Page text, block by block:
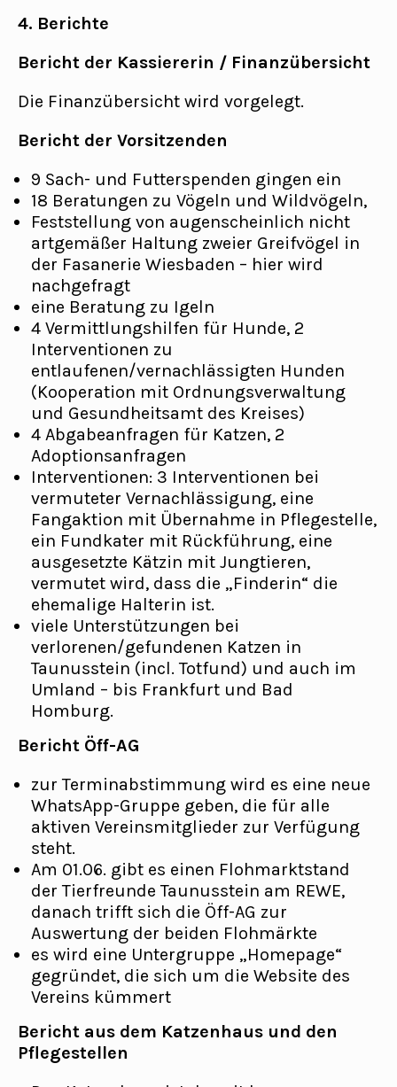
4. Berichte
Bericht der Kassiererin / Finanzübersicht
Die Finanzübersicht wird vorgelegt.
Bericht der Vorsitzenden
9 Sach- und Futterspenden gingen ein
18 Beratungen zu Vögeln und Wildvögeln,
Feststellung von augenscheinlich nicht
artgemäßer Haltung zweier Greifvögel in
der Fasanerie Wiesbaden – hier wird
nachgefragt
eine Beratung zu Igeln
4 Vermittlungshilfen für Hunde, 2
Interventionen zu
entlaufenen/vernachlässigten Hunden
(Kooperation mit Ordnungsverwaltung
und Gesundheitsamt des Kreises)
4 Abgabeanfragen für Katzen, 2
Adoptionsanfragen
Interventionen: 3 Interventionen bei
vermuteter Vernachlässigung, eine
Fangaktion mit Übernahme in Pflegestelle,
ein Fundkater mit Rückführung, eine
ausgesetzte Kätzin mit Jungtieren,
vermutet wird, dass die „Finderin“ die
ehemalige Halterin ist.
viele Unterstützungen bei
verlorenen/gefundenen Katzen in
Taunusstein (incl. Totfund) und auch im
Umland – bis Frankfurt und Bad
Homburg.
Bericht Öff-AG
zur Terminabstimmung wird es eine neue
WhatsApp-Gruppe geben, die für alle
aktiven Vereinsmitglieder zur Verfügung
steht.
Am 01.06. gibt es einen Flohmarktstand
der Tierfreunde Taunusstein am REWE,
danach trifft sich die Öff-AG zur
Auswertung der beiden Flohmärkte
es wird eine Untergruppe „Homepage“
gegründet, die sich um die Website des
Vereins kümmert
Bericht aus dem Katzenhaus und den
Pflegestellen